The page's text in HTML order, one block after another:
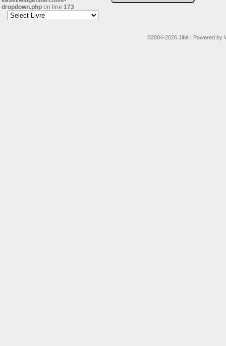
dropdown.php on line 173
©2004-2026 Jibé | Powered by